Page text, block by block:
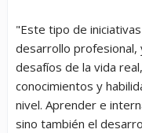
"Este tipo de
desarrollo profesional,
desafíos de la vida
conocimientos y
nivel. Aprender e
sino también el